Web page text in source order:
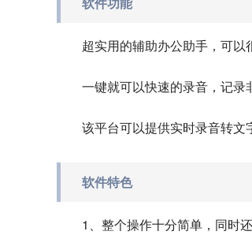
超实用的辅助办公助手，可以
一键就可以快速的录音，记录
该平台可以提供实时录音转
软件特色
1、整个操作十分简单，同时